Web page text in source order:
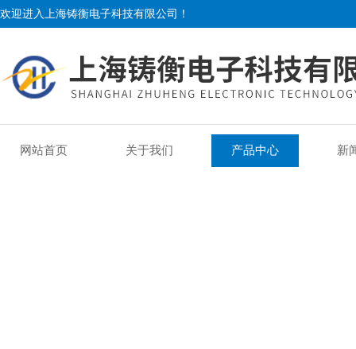
欢迎进入上海铸衡电子科技有限公司！
网站首页 关于我们 产品中心 新